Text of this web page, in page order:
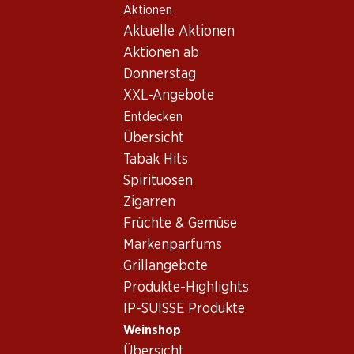
Aktionen
Aktuelle Aktionen
Aktionen ab
Donnerstag
XXL-Angebote
Entdecken
Übersicht
Tabak Hits
Spirituosen
Zigarren
Früchte & Gemüse
Markenparfums
Grillangebote
Produkte-Highlights
IP-SUISSE Produkte
Weinshop
Wein/Champagner
Venetien
Freixenet Extra Dry Prosecco DOC
Vorderseite Rückseite